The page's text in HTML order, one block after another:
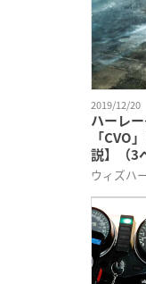
2019/12/20
ハーレ
「CVO
説】（3
ウィズハ